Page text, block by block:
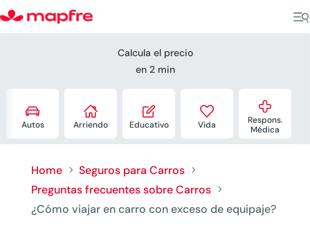
Calcula el precio
en 2 min

Autos

Arriendo

Educativo

Vida

Respons.
Médica
Home 5 Seguros para Carros 5
Preguntas frecuentes sobre Carros 5
¿Cómo viajar en carro con exceso de equipaje?